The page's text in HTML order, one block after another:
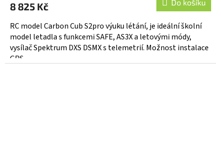
je
4,0
z
5
hvězdiček.
8 825 Kč Do košíku
RC model Carbon Cub S2pro výuku létání, je ideální školní
model letadla s funkcemi SAFE, AS3X a letovými módy,
vysílač Spektrum DXS DSMX s telemetrií. Možnost instalace
GPS...